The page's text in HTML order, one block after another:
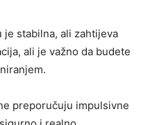
je stabilna, ali zahtijeva
ali je važno da budete
preporučuju impulsivne